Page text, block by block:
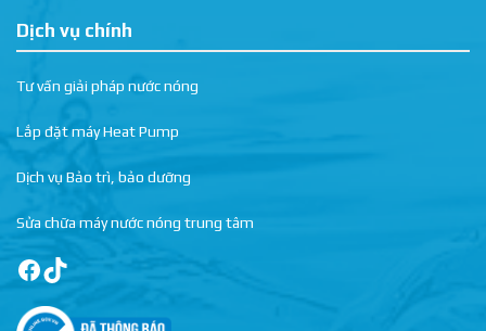
Dịch vụ chính
Tư vấn giải pháp nước nóng
Lắp đặt máy Heat Pump
Dịch vụ Bảo trì, bảo dưỡng
Sửa chữa máy nước nóng trung tâm